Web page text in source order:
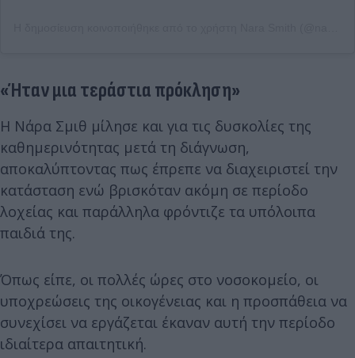
«Ήταν μια τεράστια πρόκληση»
Η Νάρα Σμιθ μίλησε και για τις δυσκολίες της
καθημερινότητας μετά τη διάγνωση,
αποκαλύπτοντας πως έπρεπε να διαχειριστεί την
κατάσταση ενώ βρισκόταν ακόμη σε περίοδο
λοχείας και παράλληλα φρόντιζε τα υπόλοιπα
παιδιά της.
Όπως είπε, οι πολλές ώρες στο νοσοκομείο, οι
υποχρεώσεις της οικογένειας και η προσπάθεια να
συνεχίσει να εργάζεται έκαναν αυτή την περίοδο
ιδιαίτερα απαιτητική.